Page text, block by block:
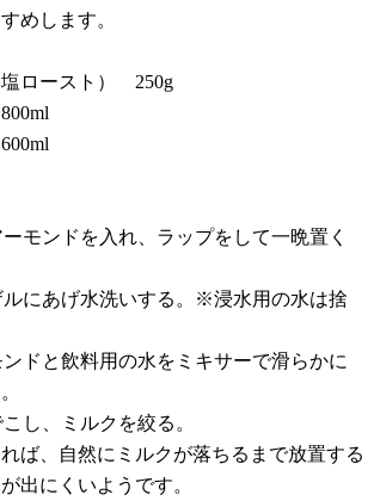
めします。
塩ロースト） 250g
モンドを入れ、ラップをして一晩置く
ルにあげ水洗いする。※浸水用の水は捨
ドと飲料用の水をミキサーで滑らかに
し、ミルクを絞る。
ば、自然にミルクが落ちるまで放置する
出にくいようです。